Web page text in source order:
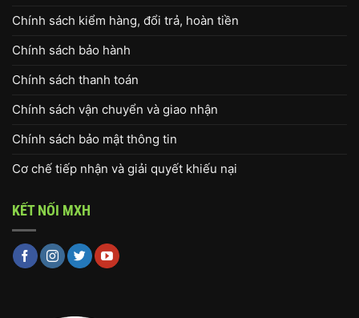
Chính sách kiểm hàng, đổi trả, hoàn tiền
Chính sách bảo hành
Chính sách thanh toán
Chính sách vận chuyển và giao nhận
Chính sách bảo mật thông tin
Cơ chế tiếp nhận và giải quyết khiếu nại
KẾT NỐI MXH